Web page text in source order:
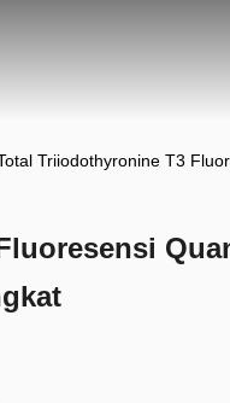
Triiodothyronine T3